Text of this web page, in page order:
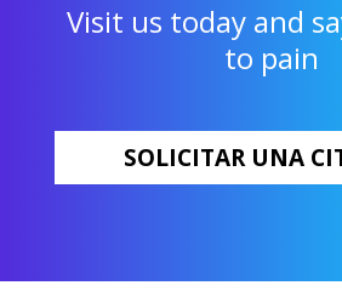
Visit us today and
to pain
SOLICITAR UNA